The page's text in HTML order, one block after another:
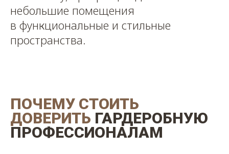
небольшие помещения
в функциональные и стильные
пространства.
ПОЧЕМУ СТОИТЬ
ДОВЕРИТЬ ГАРДЕРОБНУЮ
ПРОФЕССИОНАЛАМ